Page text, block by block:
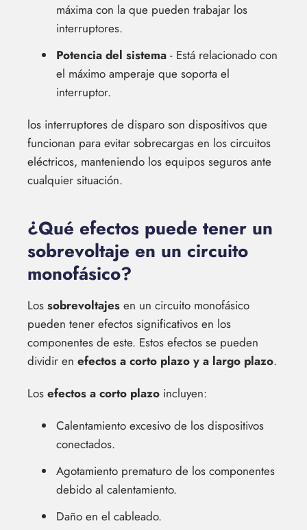
máxima con la que pueden trabajar los
interruptores.
Potencia del sistema - Está relacionado con
el máximo amperaje que soporta el
interruptor.
los interruptores de disparo son dispositivos que
funcionan para evitar sobrecargas en los circuitos
eléctricos, manteniendo los equipos seguros ante
cualquier situación.
¿Qué efectos puede tener un
sobrevoltaje en un circuito
monofásico?
Los sobrevoltajes en un circuito monofásico
pueden tener efectos significativos en los
componentes de este. Estos efectos se pueden
dividir en efectos a corto plazo y a largo plazo.
Los efectos a corto plazo incluyen:
Calentamiento excesivo de los dispositivos
conectados.
Agotamiento prematuro de los componentes
debido al calentamiento.
Daño en el cableado.